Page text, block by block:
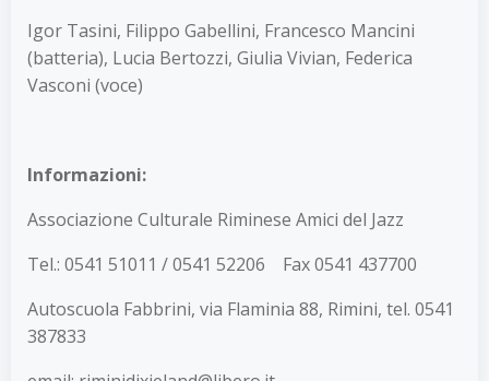
Igor Tasini, Filippo Gabellini, Francesco Mancini
(batteria), Lucia Bertozzi, Giulia Vivian, Federica
Vasconi (voce)
Informazioni:
Associazione Culturale Riminese Amici del Jazz
Tel.: 0541 51011 / 0541 52206 Fax 0541 437700
Autoscuola Fabbrini, via Flaminia 88, Rimini, tel. 0541
387833